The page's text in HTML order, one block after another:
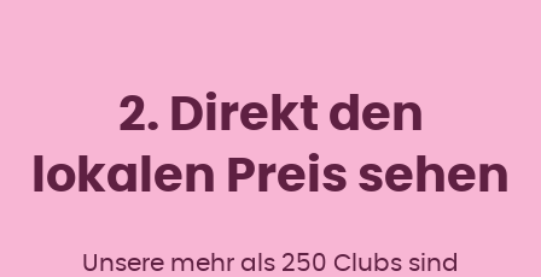
2. Direkt den
lokalen Preis sehen
Unsere mehr als 250 Clubs sind